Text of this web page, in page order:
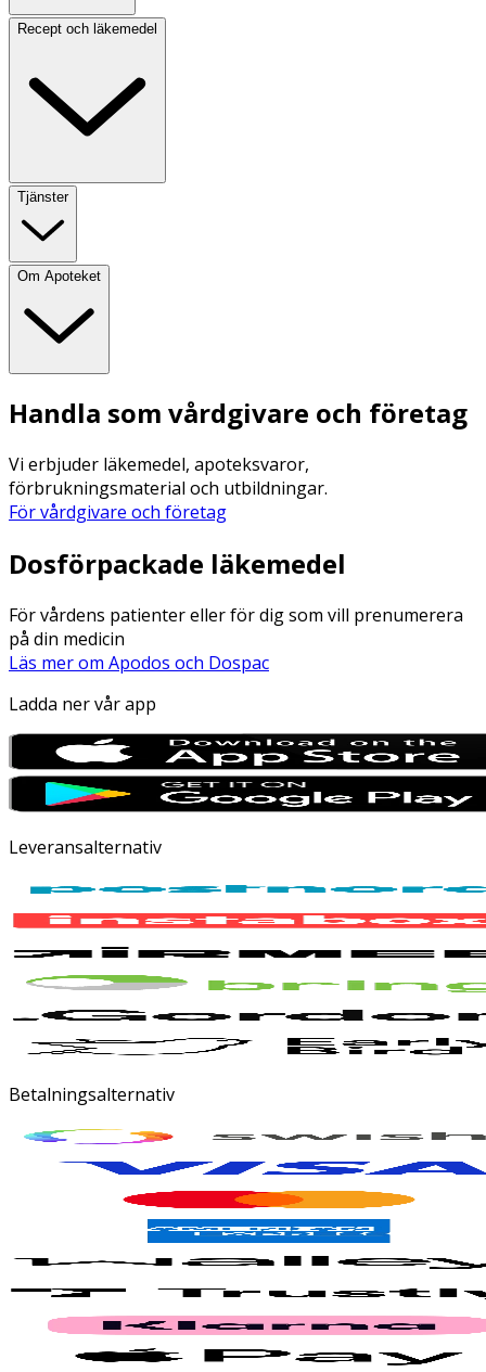
Recept och läkemedel
Tjänster
Om Apoteket
Handla som vårdgivare och företag
Vi erbjuder läkemedel, apoteksvaror,
förbrukningsmaterial och utbildningar.
För vårdgivare och företag
Dosförpackade läkemedel
För vårdens patienter eller för dig som vill prenumerera
på din medicin
Läs mer om Apodos och Dospac
Ladda ner vår app
Leveransalternativ
Betalningsalternativ